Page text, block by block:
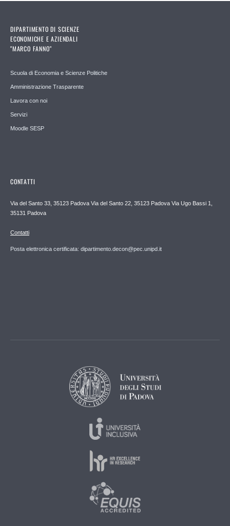
DIPARTIMENTO DI SCIENZE
ECONOMICHE E AZIENDALI
"MARCO FANNO"
Scuola di Economia e Scienze Politiche
Amministrazione Trasparente
Lavora con noi
Servizi
Moodle SESP
CONTATTI
Via del Santo 33, 35123 Padova Via del Santo 22, 35123 Padova Via Ugo Bassi 1,
35131 Padova
Contatti
Posta elettronica certificata: dipartimento.decon@pec.unipd.it